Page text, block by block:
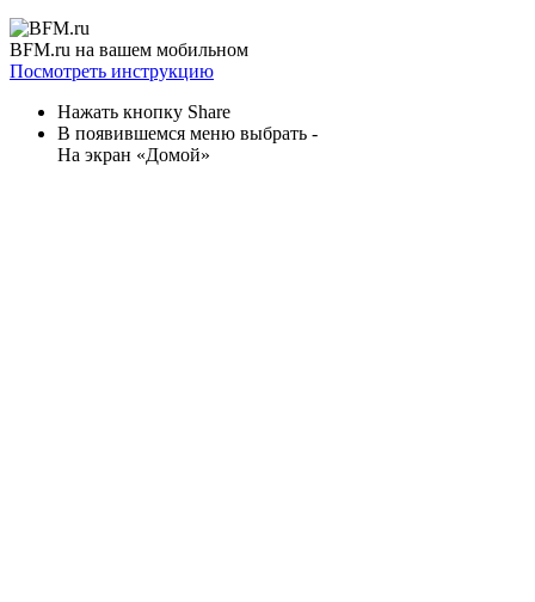
BFM.ru на вашем мобильном
Посмотреть инструкцию
Нажать кнопку Share
В появившемся меню выбрать -
На экран «Домой»